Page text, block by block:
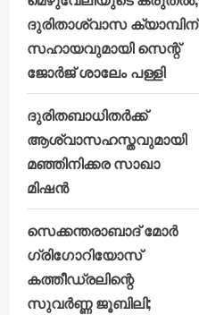
ദുരിതാശ്വാസ ക്യാമ്പിന്
സഹായവുമായി സെന്റ്
ജോർജ് ശാലേം പള്ളി
ദുരിതബാധിതർക്ക്
ആശ്വാസഹസ്തവുമായി
മഞ്ഞിനിക്കര സാഖാ
മിഷൻ
സെക്കന്തരാബാദ് മോർ
ഗ്രിഗോറിയോസ്
കത്തീഡ്രലിന്റെ
സുവർണ്ണ ജൂബിലി;